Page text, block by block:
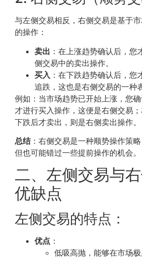
与左侧交易相反，右侧交易是基于
的操作：
卖出 ：在上涨趋势确认后，您
侧交易中的卖出操作。
买入 ：在下跌趋势确认后，您
追跌，这也是右侧交易的一种
例如：当市场趋势已开始上涨，您
才进行买入操作，这便是右侧交易
下跌后才卖出，则是右侧卖出操作。
总结：右侧交易是一种顺势操作策略
但也可能错过一些提前操作的机会。
二、左侧交易与
优缺点
左侧交易的特点：
优点 ：
低吸高抛，能够在市场